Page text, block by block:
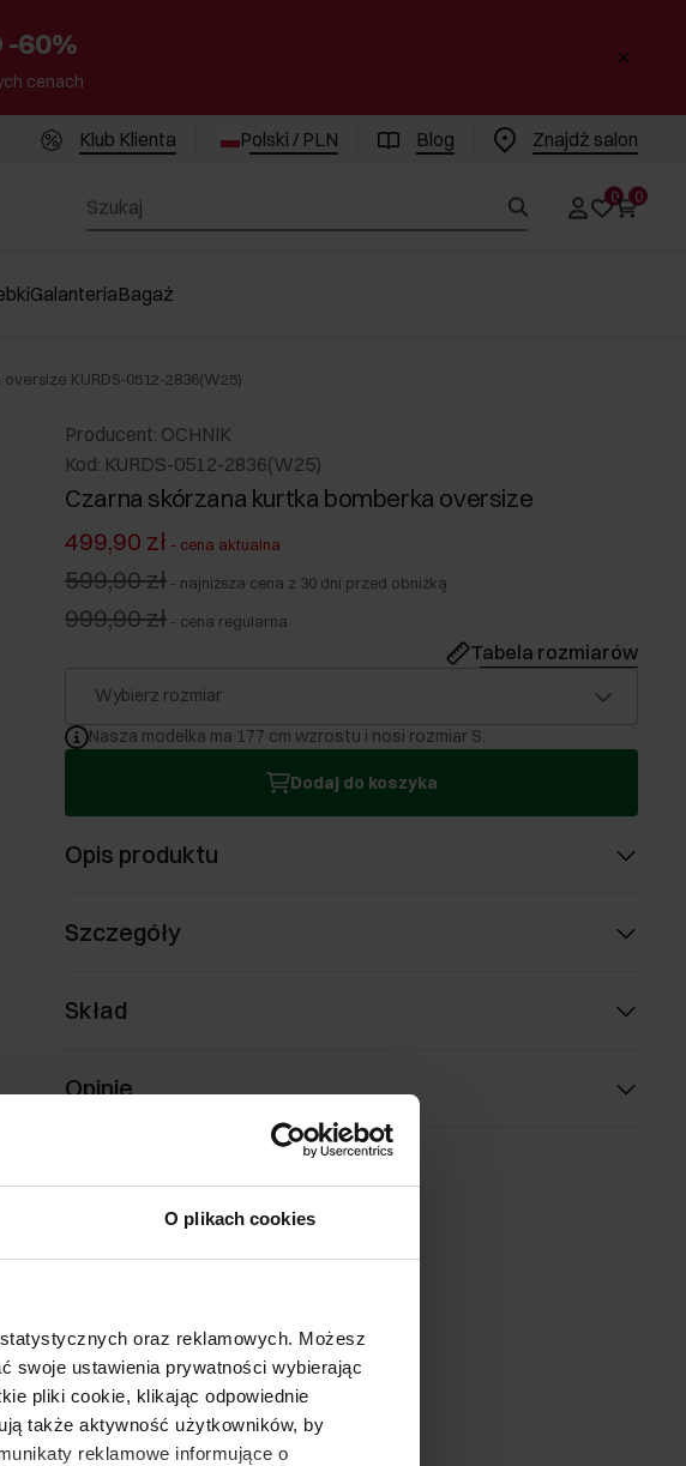
O plikach cookies
oraz reklamowych. Możesz
swoje ustawienia prywatności wybierając
pliki cookie, klikając odpowiednie
także aktywność użytkowników, by
reklamowe informujące o
-60%
cenach
Klub Klienta Polski / PLN Blog Znajdż salon
0 0
GalanteriaBagaż
KURDS-0512-2836(W25)
Producent: OCHNIK
Kod: KURDS-0512-2836(W25)
Czarna skórzana kurtka bomberka oversize
499,90 zł - cena aktualna
599,90 zł - najniższa cena z 30 dni przed obniżką
999,90 zł - cena regularna
Tabela rozmiarów
Wybierz rozmiar
Nasza modelka ma 177 cm wzrostu i nosi rozmiar S.
Dodaj do koszyka
Opis produktu
Szczegóły
Skład
Opinie